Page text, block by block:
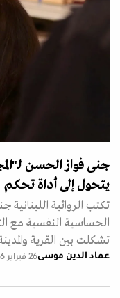
جنى فواز الحسن
يتحول إلى أداة تحكم
تكتب الروائية
الحساسية النفسية مع
تشكلت بين القرية
عماد الدين موسى26 فبراير 2026